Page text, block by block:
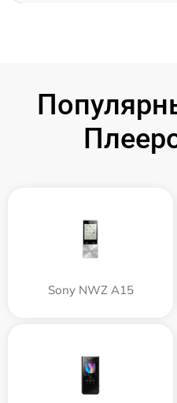
Sony NWZ A15